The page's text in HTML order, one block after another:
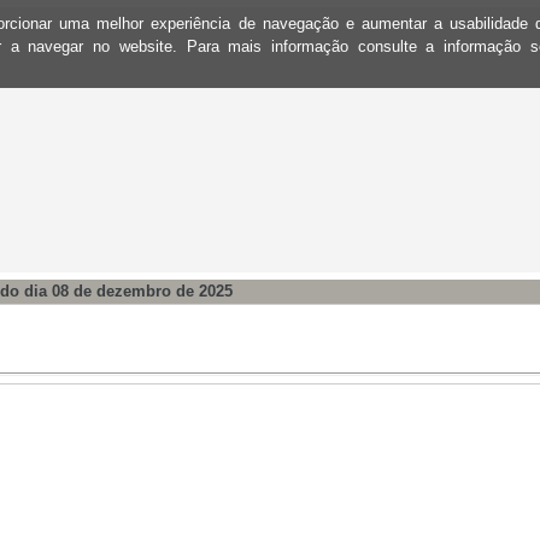
uma melhor experiência de navegação e aumentar a usabilidade
navegar no website. Para mais informação consulte a informação
dia 08 de dezembro de 2025